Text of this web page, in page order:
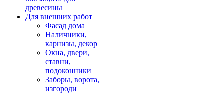
древесины
Для внешних работ
Фасад дома
Наличники,
карнизы, декор
Окна, двери,
ставни,
подоконники
Заборы, ворота,
изгороди